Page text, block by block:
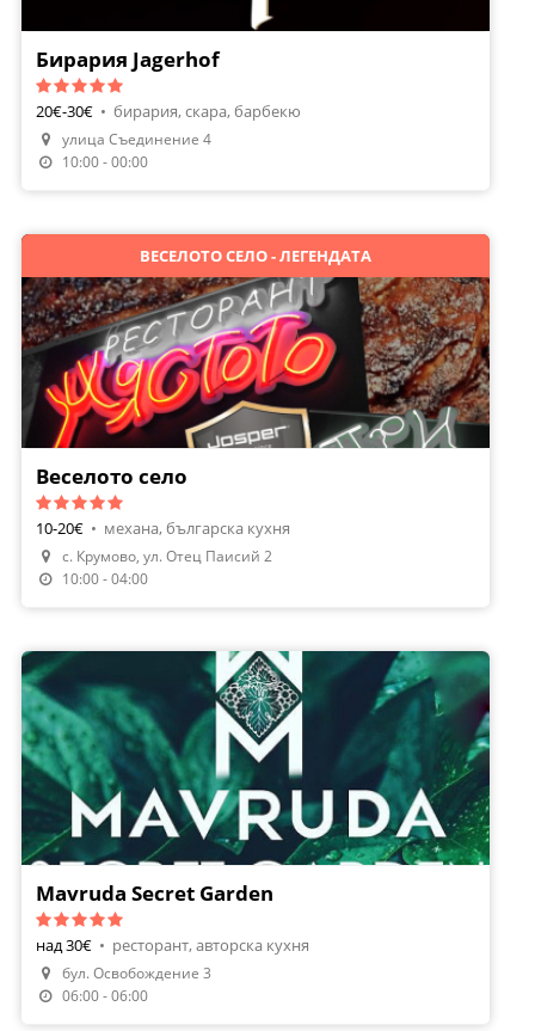
Направи Резервация
Бирария Jagerhof
20€-30€ • бирария, скара, барбекю
улица Съединение 4
10:00 - 00:00
Направи Резервация
ВЕСЕЛОТО СЕЛО - ЛЕГЕНДАТА
Веселото село
10-20€ • механа, българска кухня
с. Крумово, ул. Отец Паисий 2
10:00 - 04:00
Mavruda Secret Garden
над 30€ • ресторант, авторска кухня
бул. Освобождение 3
06:00 - 06:00